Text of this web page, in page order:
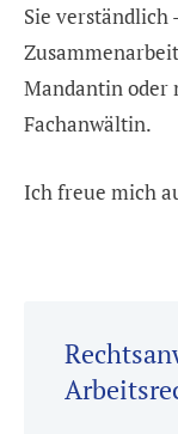
Sie verständlich
Mandantin oder
Fachanwältin.
Ich freue mich